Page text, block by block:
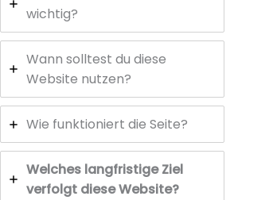
wichtig?
Wann solltest du diese
Website nutzen?
Wie funktioniert die Seite?
Welches langfristige Ziel
verfolgt diese Website?